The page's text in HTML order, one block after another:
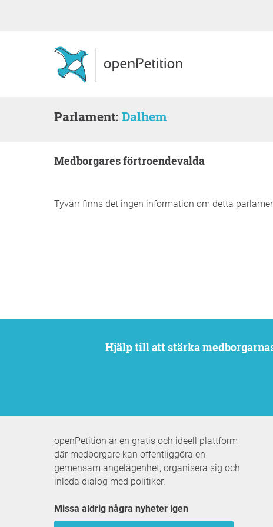
Parlament: Dalhem
medborgares förtroendevalda
Tyvärr finns det ingen information om detta
Hjälp till att stärka
openPetition är en gratis och ideell plattform
där medborgare kan offentliggöra en
gemensam angelägenhet, organisera sig och
inleda dialog med politiker.
Missa aldrig några nyheter igen